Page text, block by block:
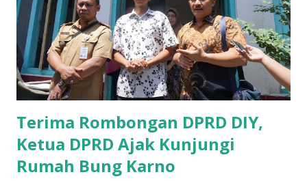
UMKM, karena sebenarnya jika Pemprov serius
memberikan sosialisasi sampai ke tingkat desa,maka saya
yakin masyarakat sangat senang sekali," ucap pria yang
akrab dipanggil Gus Udin tersebut. Apalagi menyambut
MEA, seharusnya pelaku UMKM sudah mengerti kalau ada
dana pinjaman unt...
Terima Rombongan DPRD DIY,
Ketua DPRD Ajak Kunjungi
Rumah Bung Karno